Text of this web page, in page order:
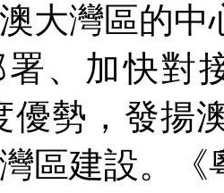
大灣區的
、加快對
優勢，發揚
區建設。